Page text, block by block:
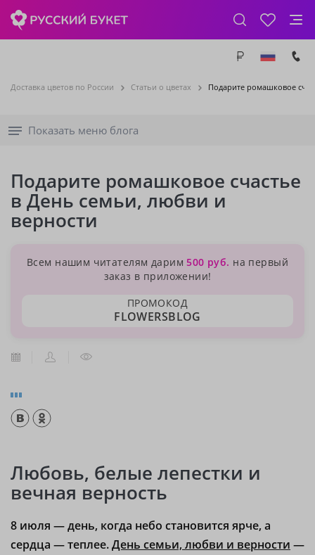
Доставка цветов по России Статьи о цветах Подарите ромашковое
Показать меню блога
Подарите ромашковое счастье
в День семьи, любви и
верности
Всем нашим читателям дарим500 руб. на первый
заказ в приложении!
ПРОМОКОД
FLOWERSBLOG
Любовь, белые лепестки и
вечная верность
8 июля — день, когда небо становится ярче, а
сердца — теплее.День семьи, любви и верности —